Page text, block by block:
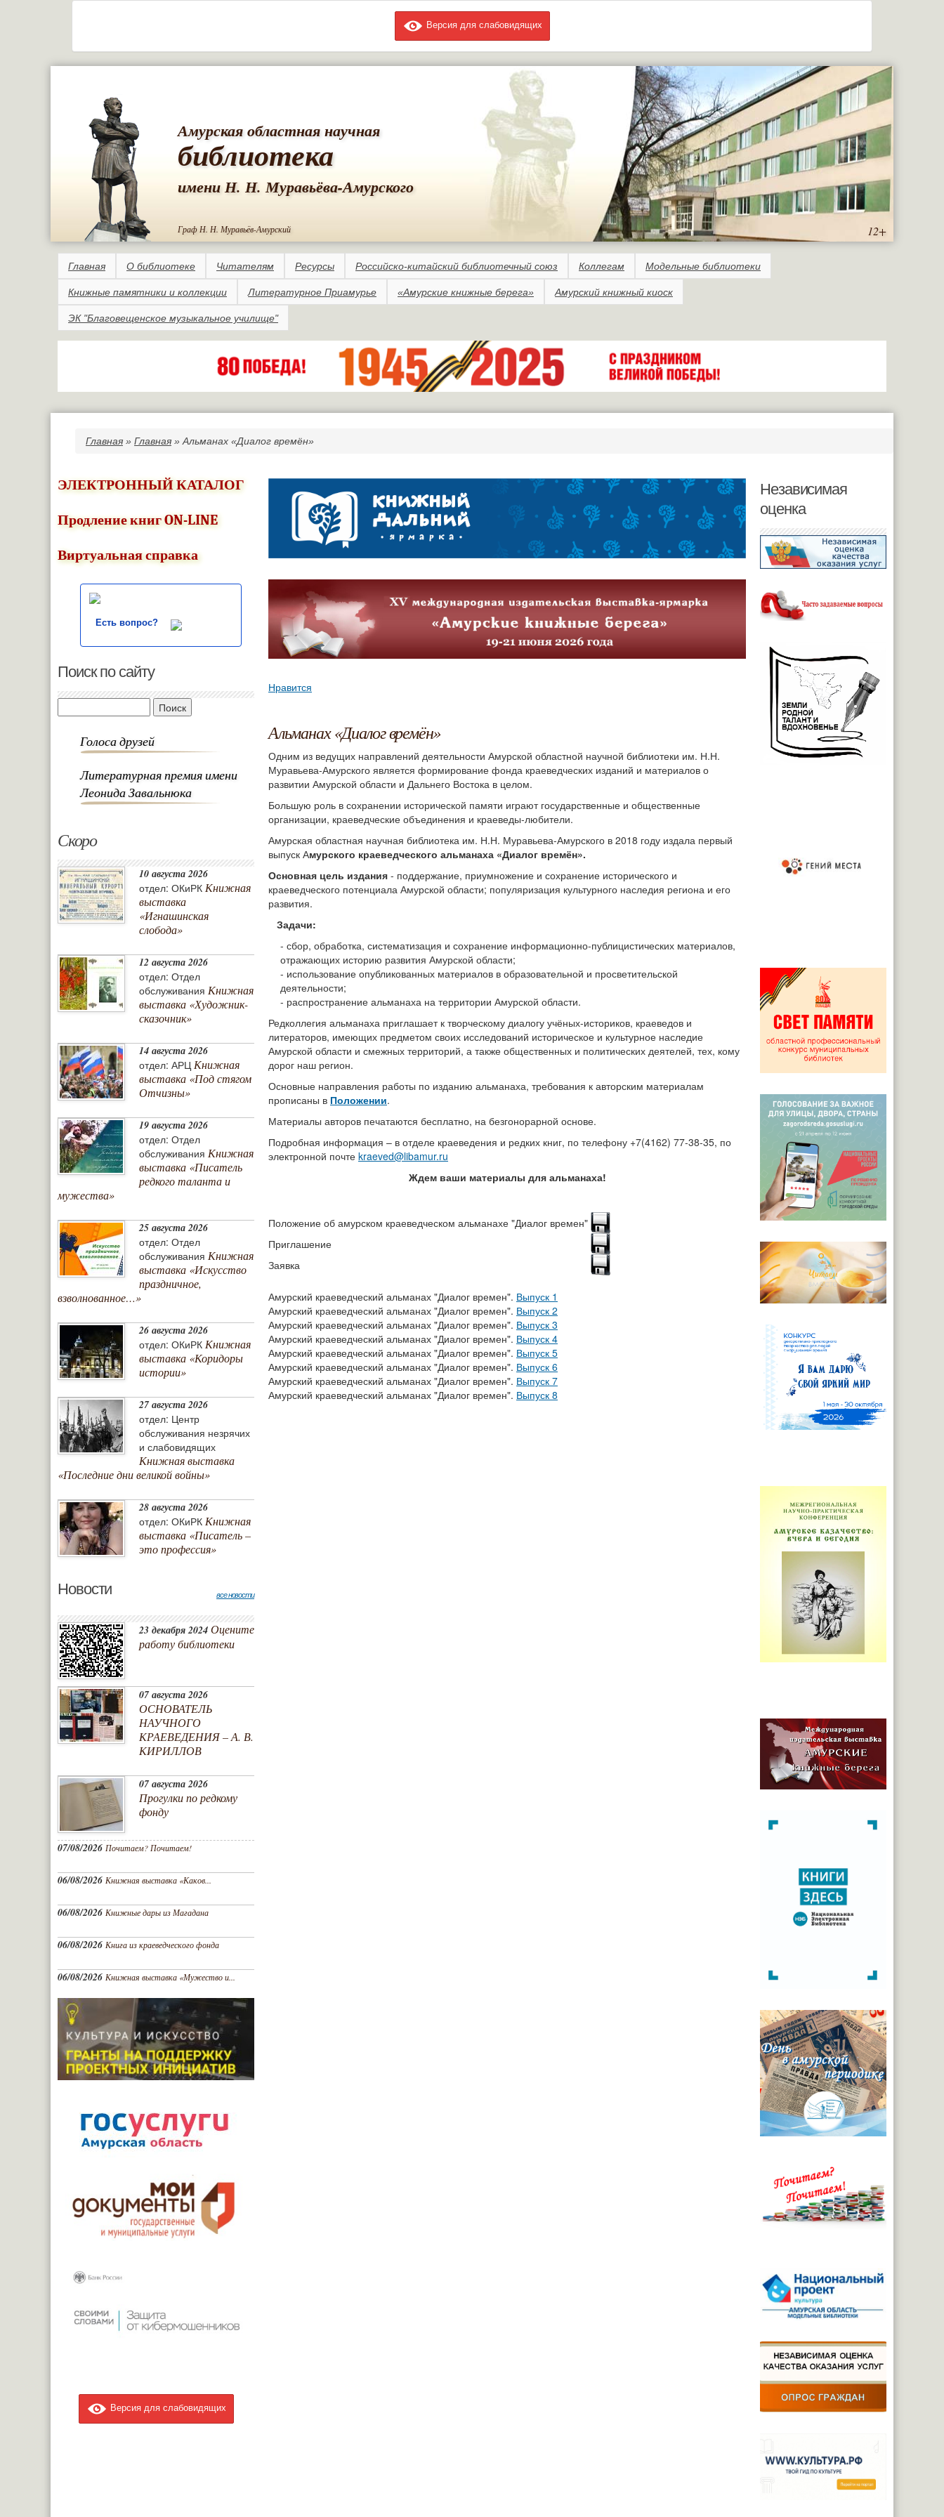
Версия для слабовидящих
Амурская областная научная
библиотека
имени Н. Н. Муравьёва-Амурского
Граф Н. Н. Муравьёв-Амурский 12+
Главная О библиотеке Читателям Ресурсы Российско-китайский библиотечный союз Коллегам Модельные библиотеки
Книжные памятники и коллекции Литературное Приамурье «Амурские книжные берега» Амурский книжный киоск
ЭК "Благовещенское музыкальное училище"
Вы здесь
Главная » Главная » Альманах «Диалог времён»
ЭЛЕКТРОННЫЙ КАТАЛОГ
Продление книг ON-LINE
Виртуальная справка
Есть вопрос?
Поиск по сайту
Голоса друзей
Литературная премия имени
Леонида Завальнюка
Скоро
10 августа 2026
отдел: ОКиРК Книжная
выставка
«Игнашинская
слобода»
12 августа 2026
отдел: Отдел
обслуживания Книжная
выставка «Художник-
сказочник»
14 августа 2026
отдел: АРЦ Книжная
выставка «Под стягом
Отчизны»
19 августа 2026
отдел: Отдел
обслуживания Книжная
выставка «Писатель
редкого таланта и
мужества»
25 августа 2026
отдел: Отдел
обслуживания Книжная
выставка «Искусство
праздничное,
взволнованное…»
26 августа 2026
отдел: ОКиРК Книжная
выставка «Коридоры
истории»
27 августа 2026
отдел: Центр
обслуживания незрячих
и слабовидящих
Книжная выставка
«Последние дни великой войны»
28 августа 2026
отдел: ОКиРК Книжная
выставка «Писатель –
это профессия»
Новости все новости
23 декабря 2024 Оцените
работу библиотеки
07 августа 2026
ОСНОВАТЕЛЬ
НАУЧНОГО
КРАЕВЕДЕНИЯ – А. В.
КИРИЛЛОВ
07 августа 2026
Прогулки по редкому
фонду
07/08/2026 Почитаем? Почитаем!
06/08/2026 Книжная выставка «Каков...
06/08/2026 Книжные дары из Магадана
06/08/2026 Книга из краеведческого фонда
06/08/2026 Книжная выставка «Мужество и...
Версия для слабовидящих
Нравится
Альманах «Диалог времён»
Одним из ведущих направлений деятельности Амурской областной научной библиотеки им. Н.Н.
Муравьева-Амурского является формирование фонда краеведческих изданий и материалов о
развитии Амурской области и Дальнего Востока в целом.
Большую роль в сохранении исторической памяти играют государственные и общественные
организации, краеведческие объединения и краеведы-любители.
Амурская областная научная библиотека им. Н.Н. Муравьева-Амурского в 2018 году издала первый
выпуск Амурского краеведческого альманаха «Диалог времён».
Основная цель издания - поддержание, приумножение и сохранение исторического и
краеведческого потенциала Амурской области; популяризация культурного наследия региона и его
развития.
Задачи:
- сбор, обработка, систематизация и сохранение информационно-публицистических материалов,
отражающих историю развития Амурской области;
- использование опубликованных материалов в образовательной и просветительской
деятельности;
- распространение альманаха на территории Амурской области.
Редколлегия альманаха приглашает к творческому диалогу учёных-историков, краеведов и
литераторов, имеющих предметом своих исследований историческое и культурное наследие
Амурской области и смежных территорий, а также общественных и политических деятелей, тех, кому
дорог наш регион.
Основные направления работы по изданию альманаха, требования к авторским материалам
прописаны в Положении.
Материалы авторов печатаются бесплатно, на безгонорарной основе.
Подробная информация – в отделе краеведения и редких книг, по телефону +7(4162) 77-38-35, по
электронной почте kraeved@libamur.ru
Ждем ваши материалы для альманаха!
Положение об амурском краеведческом альманахе "Диалог времен"
Приглашение
Заявка
Амурский краеведческий альманах "Диалог времен". Выпуск 1
Амурский краеведческий альманах "Диалог времен". Выпуск 2
Амурский краеведческий альманах "Диалог времен". Выпуск 3
Амурский краеведческий альманах "Диалог времен". Выпуск 4
Амурский краеведческий альманах "Диалог времен". Выпуск 5
Амурский краеведческий альманах "Диалог времен". Выпуск 6
Амурский краеведческий альманах "Диалог времен". Выпуск 7
Амурский краеведческий альманах "Диалог времен". Выпуск 8
Независимая
оценка